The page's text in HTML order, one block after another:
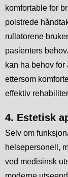
komfortable for
polstrede
rullatorene
pasienters
kan ha behov
ettersom
effektiv
4. Estetisk
Selv om
helsepersonell,
ved medisinsk